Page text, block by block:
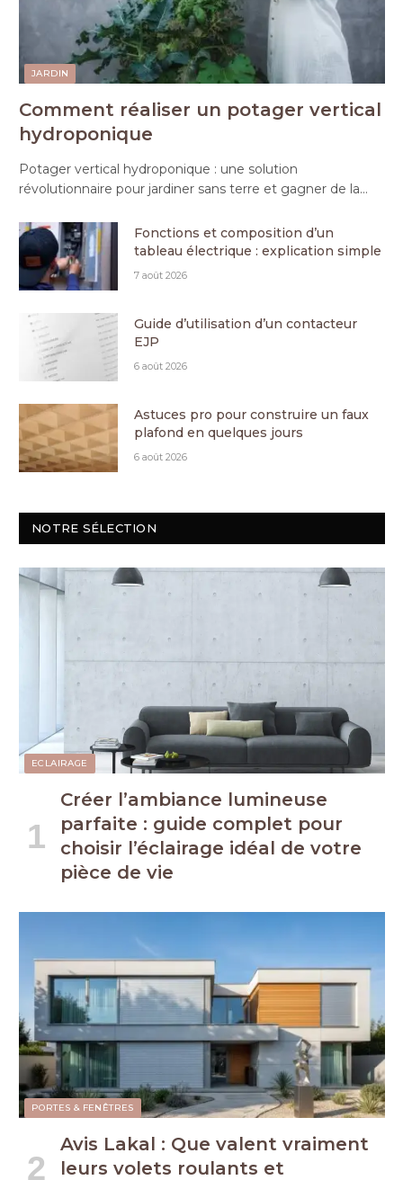
JARDIN
Comment réaliser un potager vertical
hydroponique
Potager vertical hydroponique : une solution
révolutionnaire pour jardiner sans terre et gagner de la…
Fonctions et composition d’un
tableau électrique : explication simple
7 août 2026
Guide d’utilisation d’un contacteur
EJP
6 août 2026
Astuces pro pour construire un faux
plafond en quelques jours
6 août 2026
NOTRE SÉLECTION
ECLAIRAGE
Créer l’ambiance lumineuse
parfaite : guide complet pour
choisir l’éclairage idéal de votre
pièce de vie
PORTES & FENÊTRES
Avis Lakal : Que valent vraiment
leurs volets roulants et